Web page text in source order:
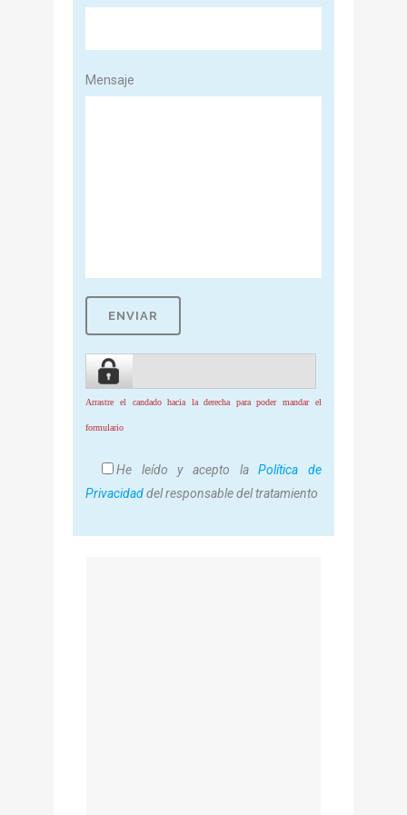
Mensaje
Arrastre el candado hacia la derecha para poder mandar el
formulario
He leído y acepto laPolítica de
Privacidaddel responsable del tratamiento